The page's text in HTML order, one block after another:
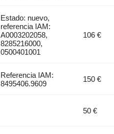
Estado: nuevo,
referencia IAM:
A0003202058,
8285216000,
0500401001
106 €
Referencia IAM:
8495406.9609
150 €
50 €